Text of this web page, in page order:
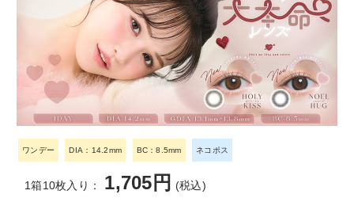
ワンデー DIA：14.2mm BC：8.5mm ネコポス
1箱10枚入り： 1,705円 (税込)